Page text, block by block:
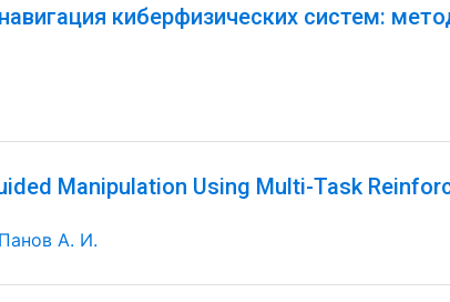
киберфизических систем:
Manipulation Using Multi-Task
Панов А. И.